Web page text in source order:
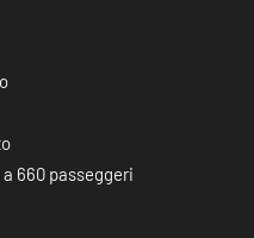
660 passeggeri